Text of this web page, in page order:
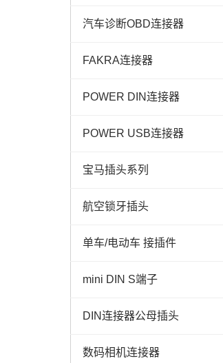
汽车诊断OBD连接器
FAKRA连接器
POWER DIN连接器
POWER USB连接器
宝马插头系列
航空锁牙插头
单车/电动车 接插件
mini DIN S端子
DIN连接器公母插头
数码相机连接器